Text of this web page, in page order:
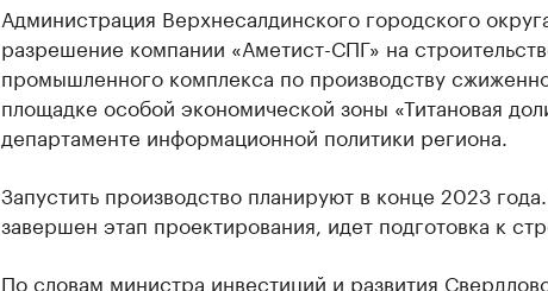
Администрация Верхнесалдинского городского
разрешение компании «Аметист-СПГ» на
промышленного комплекса по производству
площадке особой экономической зоны «Титановая
департаменте информационной политики региона.
Запустить производство планируют в конце 2023
завершен этап проектирования, идет подготовка к
По словам министра инвестиций и развития